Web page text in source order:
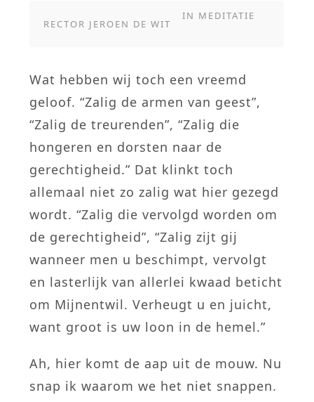
RECTOR JEROEN DE WIT
IN MEDITATIE
Wat hebben wij toch een vreemd
geloof. “Zalig de armen van geest”,
“Zalig de treurenden”, “Zalig die
hongeren en dorsten naar de
gerechtigheid.” Dat klinkt toch
allemaal niet zo zalig wat hier gezegd
wordt. “Zalig die vervolgd worden om
de gerechtigheid”, “Zalig zijt gij
wanneer men u beschimpt, vervolgt
en lasterlijk van allerlei kwaad beticht
om Mijnentwil. Verheugt u en juicht,
want groot is uw loon in de hemel.”
Ah, hier komt de aap uit de mouw. Nu
snap ik waarom we het niet snappen.